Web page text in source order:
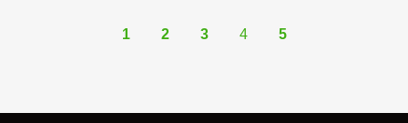
1 2 3 4 5